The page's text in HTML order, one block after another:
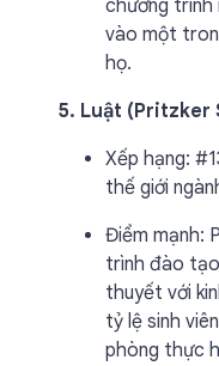
chương trình
vào một
họ.
5. Luật (Pritzker
Xếp hạng:
thế giới
Điểm mạnh:
trình đào
thuyết với
tỷ lệ sinh
phòng thực